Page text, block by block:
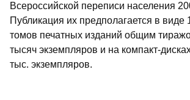
Всероссийской переписи населения
Публикация их предполагается в виде
томов печатных изданий общим
тысяч экземпляров и на компакт-
тыс. экземпляров.